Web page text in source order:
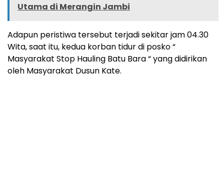
Utama di Merangin Jambi
Adapun peristiwa tersebut terjadi sekitar jam 04.30
Wita, saat itu, kedua korban tidur di posko “
Masyarakat Stop Hauling Batu Bara “ yang didirikan
oleh Masyarakat Dusun Kate.